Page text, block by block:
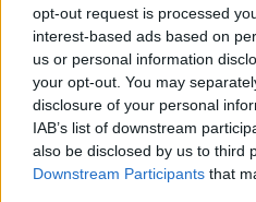
opt-out request is processed
interest-based ads based on
us or personal information
your opt-out. You may
disclosure of your personal
IAB’s list of downstream
also be disclosed by us to third
Downstream Participants that
Az atomerőmű egyetlen
Duna vizét némileg